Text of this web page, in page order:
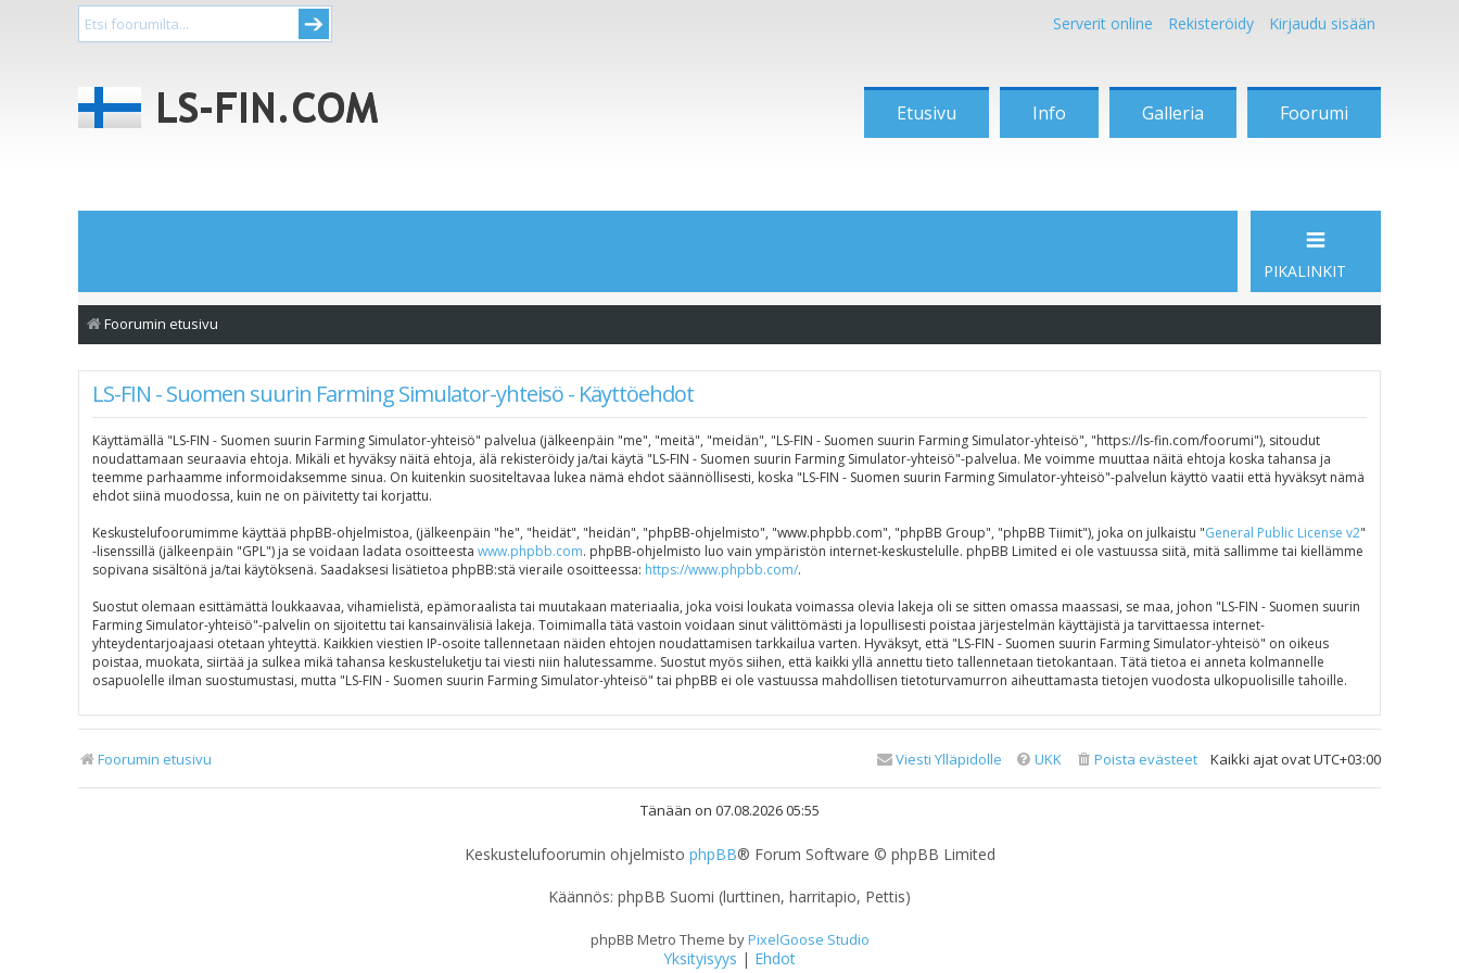
Serverit online Rekisteröidy Kirjaudu sisään
Etusivu Info Galleria Foorumi
PIKALINKIT
Foorumin etusivu
LS-FIN - Suomen suurin Farming Simulator-yhteisö - Käyttöehdot
Käyttämällä "LS-FIN - Suomen suurin Farming Simulator-yhteisö" palvelua (jälkeenpäin "me", "meitä", "meidän", "LS-FIN - Suomen suurin Farming Simulator-yhteisö", "https://ls-fin.com/foorumi"), sitoudut
noudattamaan seuraavia ehtoja. Mikäli et hyväksy näitä ehtoja, älä rekisteröidy ja/tai käytä "LS-FIN - Suomen suurin Farming Simulator-yhteisö"-palvelua. Me voimme muuttaa näitä ehtoja koska tahansa ja
teemme parhaamme informoidaksemme sinua. On kuitenkin suositeltavaa lukea nämä ehdot säännöllisesti, koska "LS-FIN - Suomen suurin Farming Simulator-yhteisö"-palvelun käyttö vaatii että hyväksyt nämä
ehdot siinä muodossa, kuin ne on päivitetty tai korjattu.
Keskustelufoorumimme käyttää phpBB-ohjelmistoa, (jälkeenpäin "he", "heidät", "heidän", "phpBB-ohjelmisto", "www.phpbb.com", "phpBB Group", "phpBB Tiimit"), joka on julkaistu "General Public License v2"
-lisenssillä (jälkeenpäin "GPL") ja se voidaan ladata osoitteesta www.phpbb.com. phpBB-ohjelmisto luo vain ympäristön internet-keskustelulle. phpBB Limited ei ole vastuussa siitä, mitä sallimme tai kiellämme
sopivana sisältönä ja/tai käytöksenä. Saadaksesi lisätietoa phpBB:stä vieraile osoitteessa: https://www.phpbb.com/.
Suostut olemaan esittämättä loukkaavaa, vihamielistä, epämoraalista tai muutakaan materiaalia, joka voisi loukata voimassa olevia lakeja oli se sitten omassa maassasi, se maa, johon "LS-FIN - Suomen suurin
Farming Simulator-yhteisö"-palvelin on sijoitettu tai kansainvälisiä lakeja. Toimimalla tätä vastoin voidaan sinut välittömästi ja lopullisesti poistaa järjestelmän käyttäjistä ja tarvittaessa internet-
yhteydentarjoajaasi otetaan yhteyttä. Kaikkien viestien IP-osoite tallennetaan näiden ehtojen noudattamisen tarkkailua varten. Hyväksyt, että "LS-FIN - Suomen suurin Farming Simulator-yhteisö" on oikeus
poistaa, muokata, siirtää ja sulkea mikä tahansa keskusteluketju tai viesti niin halutessamme. Suostut myös siihen, että kaikki yllä annettu tieto tallennetaan tietokantaan. Tätä tietoa ei anneta kolmannelle
osapuolelle ilman suostumustasi, mutta "LS-FIN - Suomen suurin Farming Simulator-yhteisö" tai phpBB ei ole vastuussa mahdollisen tietoturvamurron aiheuttamasta tietojen vuodosta ulkopuolisille tahoille.
Foorumin etusivu Kaikki ajat ovatUTC+03:00
Poista evästeet
UKK
Viesti Ylläpidolle
Tänään on 07.08.2026 05:55
Keskustelufoorumin ohjelmisto phpBB® Forum Software © phpBB Limited
Käännös: phpBB Suomi (lurttinen, harritapio, Pettis)
phpBB Metro Theme byPixelGoose Studio
Yksityisyys | Ehdot